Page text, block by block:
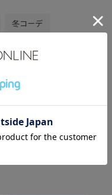
冬コーデ
デートコーデ
フェミニンコーデ
ウェーブ
トップス